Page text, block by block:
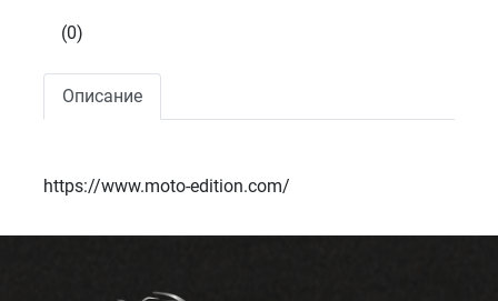
(0)
Описание
https://www.moto-edition.com/